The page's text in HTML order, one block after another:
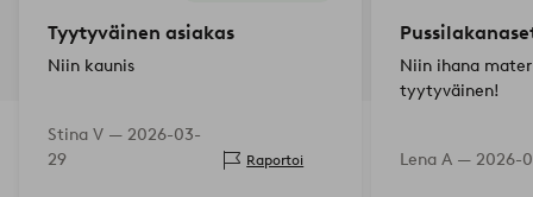
Tyytyväinen asiakas
Niin kaunis
Stina V — 2026-03-
29
Raportoi
Niin ihana
tyytyväinen!
Lena A — 2026-